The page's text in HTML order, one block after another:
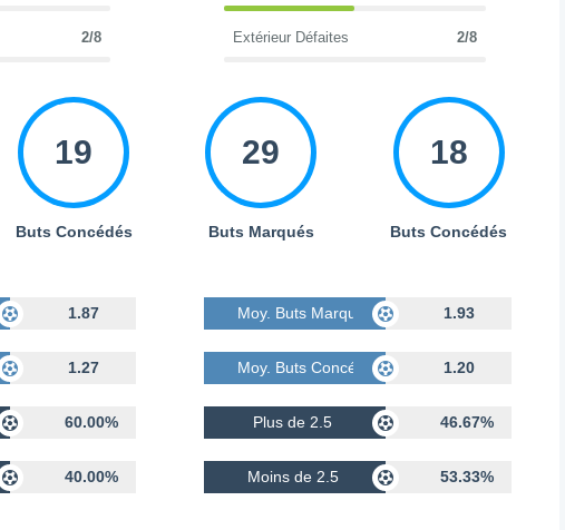
2/8
19
Buts Concédés
1.87
1.27
60.00%
40.00%
Extérieur Défaites 2/8
29
Buts Marqués
18
Buts Concédés
Moy. Buts Marqués 1.93
Moy. Buts Concédés 1.20
Plus de 2.5 46.67%
Moins de 2.5 53.33%